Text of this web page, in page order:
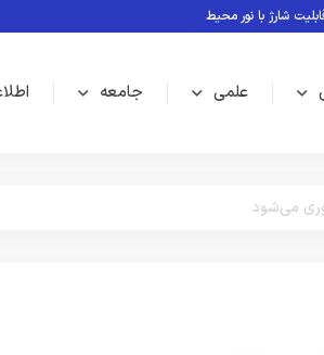
با نور محیط معرفی بازی های بدون نیاز به اینترنت
علمی جامعه
می‌شود